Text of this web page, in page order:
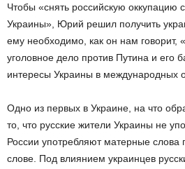
Чтобы «снять российскую оккупацию
Украины», Юрий решил получить
ему необходимо, как он нам говорит,
уголовное дело против Путина и его
интересы Украины в международных
Одно из первых в Украине, на что
то, что русские жители Украины не
России употребляют матерные слова
слове. Под влиянием украинцев